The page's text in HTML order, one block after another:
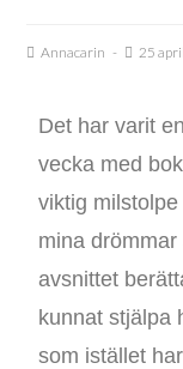
Annacarin 25
Det har varit
vecka med
viktig
mina
avsnittet
kunnat stjälpa
som istället